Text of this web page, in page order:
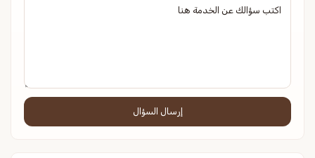
إرسال السؤال